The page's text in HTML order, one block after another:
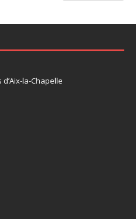
la-Chapelle